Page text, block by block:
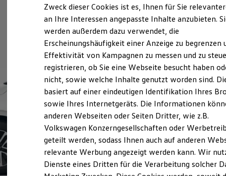
Laden
Laden unterwegs
Laden Zuhause
Ladezeitensimulator
Batterie
Sicherheit
Garantie und Lebensdauer
Nachhaltigkeit
Technologie
Kosten und Kauf
Verbrauchskosten
Kaufoptionen
E-Auto-Förderung
Software und Konnektivität
Die ID. Software 6
ID. Software Versionen und Updates
Digitale Extras
Schnittstellen zu Ihrem ID.
Zweck dieser Cookies ist es, Ihnen für Sie
an Ihre Interessen angepasste Inhalte anzubieten.
werden außerdem dazu verwendet, die
Erscheinungshäufigkeit einer Anzeige zu begrenzen
Effektivität von Kampagnen zu messen und zu
registrieren, ob Sie eine Webseite besucht haben
nicht, sowie welche Inhalte genutzt worden sind.
basiert auf einer eindeutigen Identifikation Ihres
sowie Ihres Internetgeräts. Die Informationen
anderen Webseiten oder Seiten Dritter, wie z.B.
Volkswagen Konzerngesellschaften oder
geteilt werden, sodass Ihnen auch auf anderen
relevante Werbung angezeigt werden kann. Wir
Dienste eines Dritten für die Verarbeitung solcher